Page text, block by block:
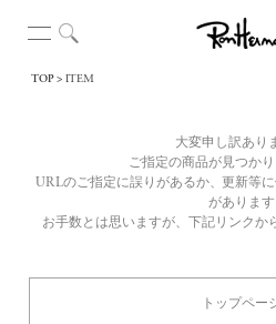
TOP ITEM
大変申し訳あり
ご指定の商品が見つかり
URLのご指定に誤りがあるか、更新等
があります
お手数とは思いますが、下記リンクか
トップペー